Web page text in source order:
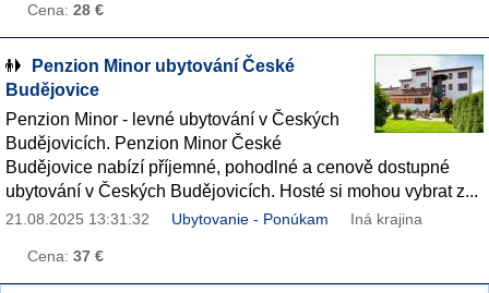
Cena: 28 €
Penzion Minor ubytování České
Budějovice
Penzion Minor - levné ubytování v Českých
Budějovicích. Penzion Minor České
Budějovice nabízí příjemné, pohodlné a cenově dostupné
ubytování v Českých Budějovicích. Hosté si mohou vybrat z...
21.08.2025 13:31:32 Ubytovanie - Ponúkam Iná krajina
Cena: 37 €